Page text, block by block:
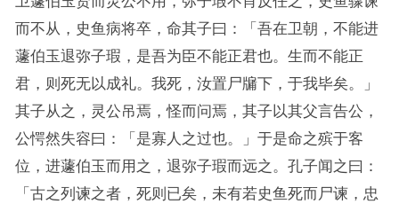
而不从，史鱼病将卒，命其子曰：「吾在卫朝，不能进
蘧伯玉退弥子瑕，是吾为臣不能正君也。生而不能正
君，则死无以成礼。我死，汝置尸牖下，于我毕矣。」
其子从之，灵公吊焉，怪而问焉，其子以其父言告公，
公愕然失容曰：「是寡人之过也。」于是命之殡于客
位，进蘧伯玉而用之，退弥子瑕而远之。孔子闻之曰：
「古之列谏之者，死则已矣，未有若史鱼死而尸谏，忠